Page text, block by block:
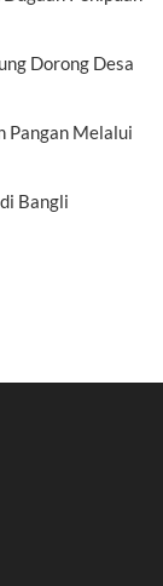
Dorong Desa
Pangan Melalui
Bangli